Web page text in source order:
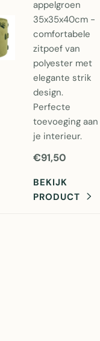
appelgroen
35x35x40cm -
comfortabele
zitpoef van
polyester met
elegante strik
design.
Perfecte
toevoeging aan
je interieur.
€91,50
BEKIJK
PRODUCT